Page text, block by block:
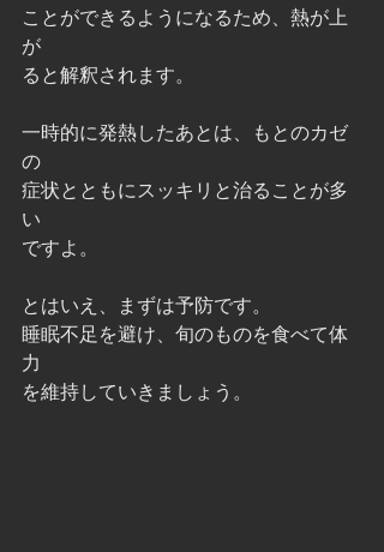
ことができるようになるため、熱が上
が
ると解釈されます。
一時的に発熱したあとは、もとのカゼ
の
症状とともにスッキリと治ることが多
い
ですよ。
とはいえ、まずは予防です。
睡眠不足を避け、旬のものを食べて体
力
を維持していきましょう。